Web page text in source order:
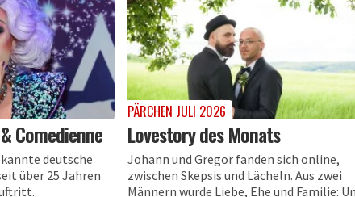
Comedienne
deutsche
über 25 Jahren
PÄRCHEN JULI 2026
Lovestory des Monats
Johann und Gregor fanden sich online,
zwischen Skepsis und Lächeln. Aus zwei
Männern wurde Liebe, Ehe und Familie: